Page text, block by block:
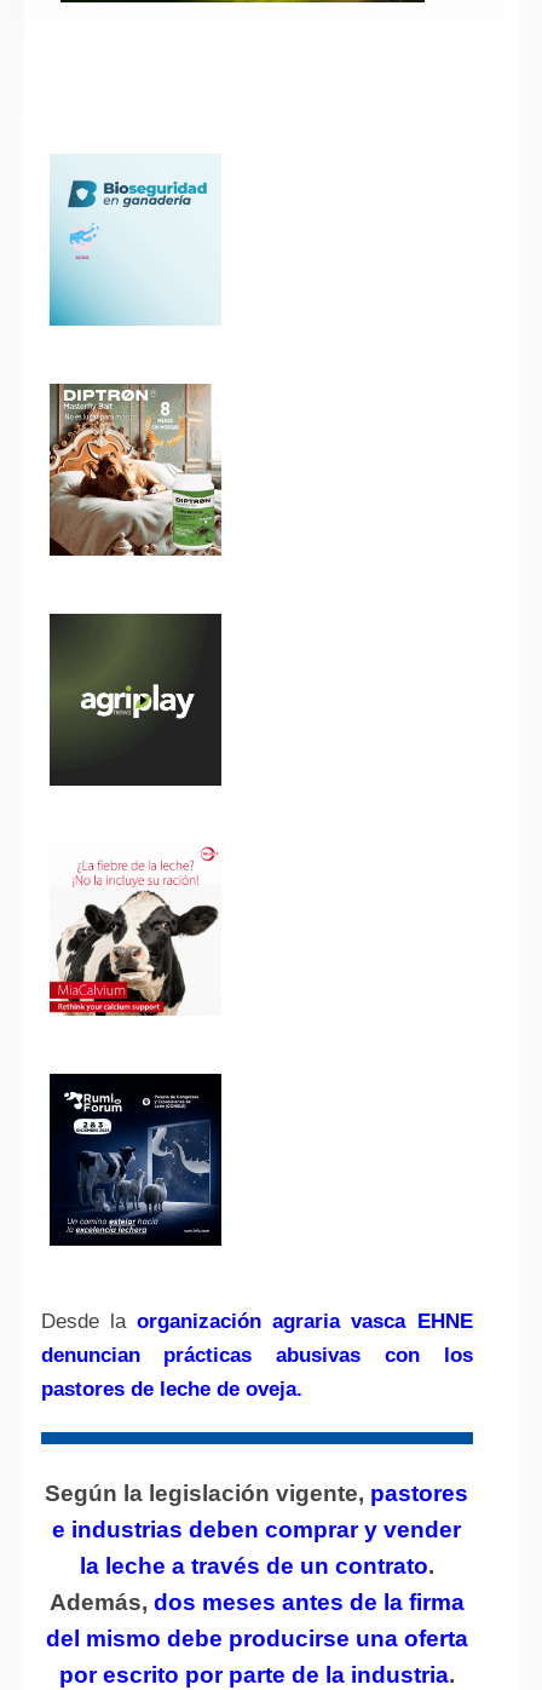
Desde la organización agraria vasca EHNE
denuncian prácticas abusivas con los
pastores de leche de oveja.
Según la legislación vigente, pastores
e industrias deben comprar y vender
la leche a través de un contrato.
Además, dos meses antes de la firma
del mismo debe producirse una oferta
por escrito por parte de la industria.